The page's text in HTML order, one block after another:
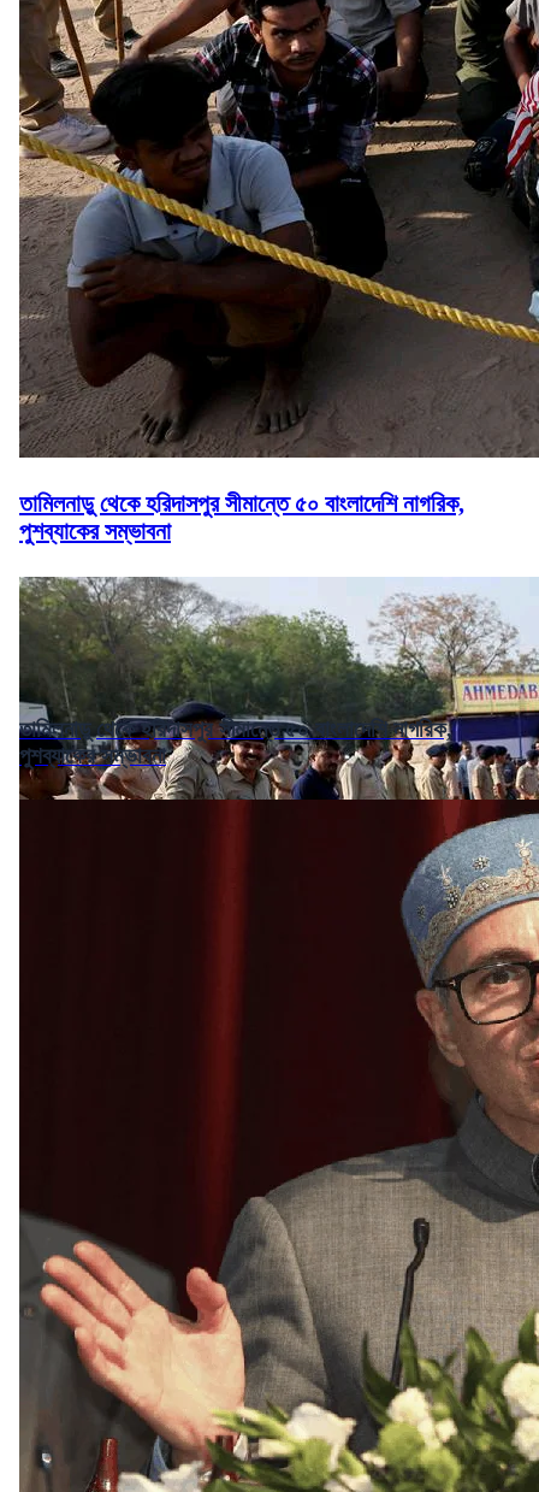
তামিলনাড়ু থেকে হরিদাসপুর সীমান্তে ৫০ বাংলাদেশি নাগরিক,
পুশব্যাকের সম্ভাবনা
তামিলনাড়ু থেকে হরিদাসপুর সীমান্তে ৫০ বাংলাদেশি নাগরিক,
পুশব্যাকের সম্ভাবনা